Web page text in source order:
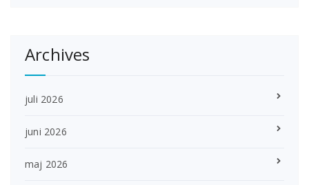
Archives
juli 2026
juni 2026
maj 2026